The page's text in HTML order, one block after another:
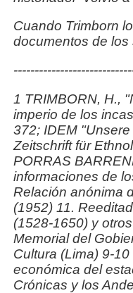
Cuando Trimborn
documentos de los
1 TRIMBORN, H.,
imperio de los
372; IDEM
Zeitschrift für
PORRAS
informaciones de
Relación anónima
(1952) 11.
(1528-1650) y
Memorial del
Cultura (Lima) 9-
económica del
Crónicas y los